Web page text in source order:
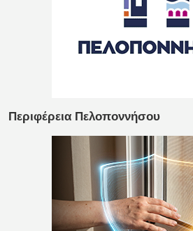
Περιφέρεια Πελοποννήσου